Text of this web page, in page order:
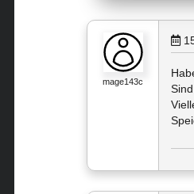
mage143c